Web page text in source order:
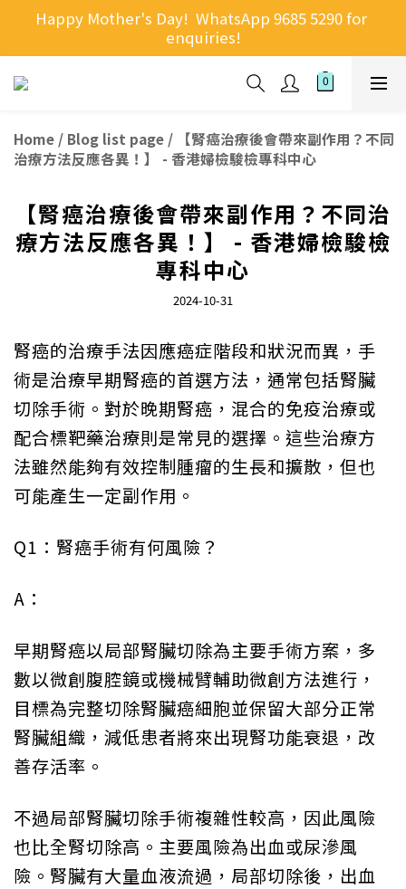
Happy Mother's Day!  WhatsApp 9685 5290 for
enquiries!
Home / Blog list page /
【腎癌治療後會帶來副作用？不同
治療方法反應各異！】 - 香港婦檢駿檢專科中心
【腎癌治療後會帶來副作用？不同治
療方法反應各異！】 - 香港婦檢駿檢
專科中心
2024-10-31
腎癌的治療手法因應癌症階段和狀況而異，手
術是治療早期腎癌的首選方法，通常包括腎臟
切除手術。對於晚期腎癌，混合的免疫治療或
配合標靶藥治療則是常見的選擇。這些治療方
法雖然能夠有效控制腫瘤的生長和擴散，但也
可能產生一定副作用。
Q1：腎癌手術有何風險？
A：
早期腎癌以局部腎臟切除為主要手術方案，多
數以微創腹腔鏡或機械臂輔助微創方法進行，
目標為完整切除腎臟癌細胞並保留大部分正常
腎臟組織，減低患者將來出現腎功能衰退，改
善存活率。
不過局部腎臟切除手術複雜性較高，因此風險
也比全腎切除高。主要風險為出血或尿滲風
險。腎臟有大量血液流過，局部切除後，出血